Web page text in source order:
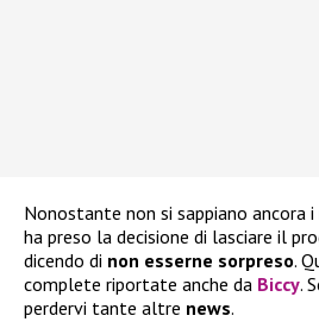
Nonostante non si sappiano ancora
ha preso la decisione di lasciare il
dicendo di non esserne sorpreso.
complete riportate anche da Biccy.
perdervi tante altre news.